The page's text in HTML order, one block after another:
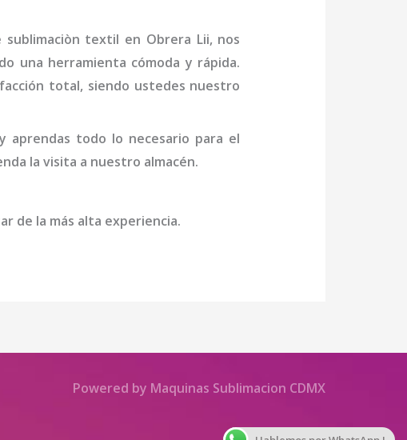
sublimaciòn textil en Obrera Lii, nos
una herramienta cómoda y rápida.
total, siendo ustedes nuestro
aprendas todo lo necesario para el
la visita a nuestro almacén.
de la más alta experiencia.
Powered by Maquinas Sublimacion CDMX